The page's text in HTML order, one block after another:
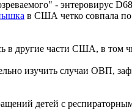
- энтеровирус
в США четко совпала
в другие части США, в том
изучить случаи ОВП,
детей с